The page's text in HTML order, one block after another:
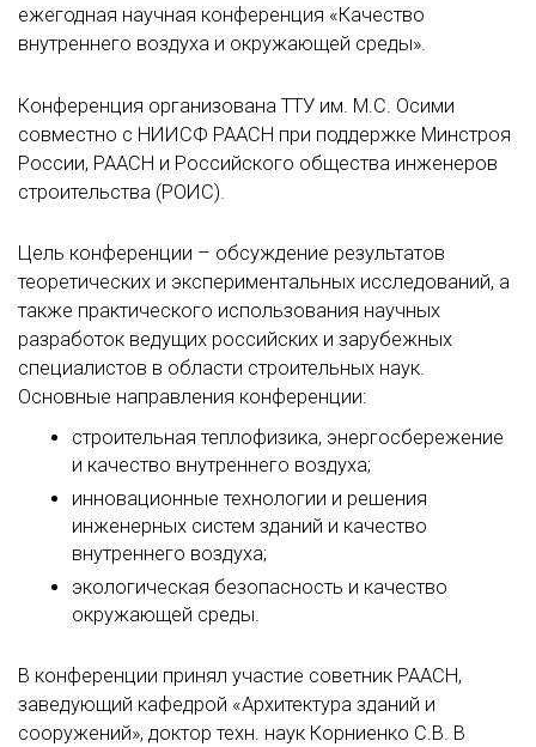
ежегодная научная конференция «Качество
внутреннего воздуха и окружающей среды».
Конференция организована ТТУ им. М.С. Осими
совместно с НИИСФ РААСН при поддержке Минстроя
России, РААСН и Российского общества инженеров
строительства (РОИС).
Цель конференции – обсуждение результатов
теоретических и экспериментальных исследований, а
также практического использования научных
разработок ведущих российских и зарубежных
специалистов в области строительных наук.
Основные направления конференции:
строительная теплофизика, энергосбережение
и качество внутреннего воздуха;
инновационные технологии и решения
инженерных систем зданий и качество
внутреннего воздуха;
экологическая безопасность и качество
окружающей среды.
В конференции принял участие советник РААСН,
заведующий кафедрой «Архитектура зданий и
сооружений», доктор техн. наук Корниенко С.В. В